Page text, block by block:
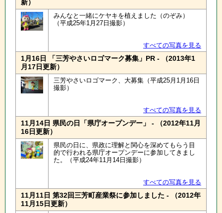
新）
みんなと一緒にケヤキを植えました（のぞみ）
（平成25年1月27日撮影）
すべての写真を見る
1月16日 「三芳やさいロゴマーク募集」PR - （2013年1
月17日更新）
三芳やさいロゴマーク、大募集（平成25月1月16日
撮影）
すべての写真を見る
11月14日 県民の日「県庁オープンデー」 - （2012年11月
16日更新）
県民の日に、県政に理解と関心を深めてもらう目
的で行われる県庁オープンデーに参加してきまし
た。（平成24年11月14日撮影）
すべての写真を見る
11月11日 第32回三芳町産業祭に参加しました - （2012年
11月15日更新）